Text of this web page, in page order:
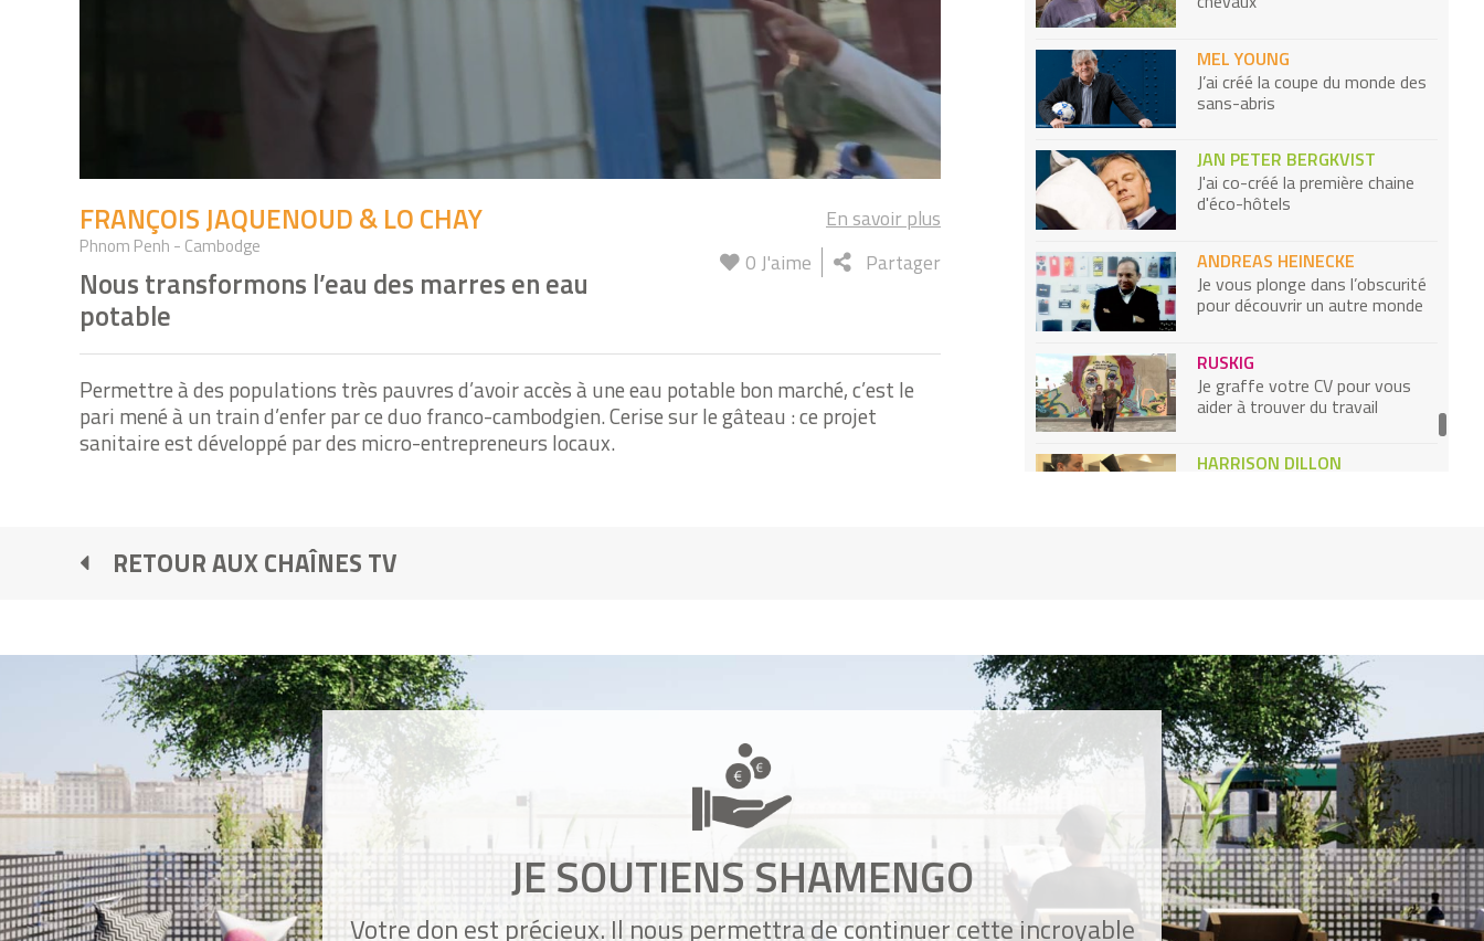
FRANÇOIS JAQUENOUD & LO CHAY
Phnom Penh - Cambodge
Nous transformons l’eau des marres en eau
potable
En savoir plus
0 J'aime Partager
Permettre à des populations très pauvres d’avoir accès à une eau potable bon marché, c’est le
pari mené à un train d’enfer par ce duo franco-cambodgien. Cerise sur le gâteau : ce projet
sanitaire est développé par des micro-entrepreneurs locaux.
MEL YOUNG
J’ai créé la coupe du monde des
sans-abris
JAN PETER BERGKVIST
J'ai co-créé la première chaine
d'éco-hôtels
ANDREAS HEINECKE
Je vous plonge dans l’obscurité
pour découvrir un autre monde
RUSKIG
Je graffe votre CV pour vous
aider à trouver du travail
HARRISON DILLON
CHRISTIAN MOULLEC
Je vole avec les oiseaux
migrateurs
MICHEL SMIT
Je transforme vos pas de danse
en kilowatt/heure
ATANASE PÉRIFAN
J'ai créé la fête des voisins
RETOUR AUX CHAÎNES TV
JE SOUTIENS SHAMENGO
Votre don est précieux. Il nous permettra de continuer cette incroyable